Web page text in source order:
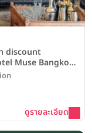
discount
Muse Bangkok,
ดูรายละเอียด